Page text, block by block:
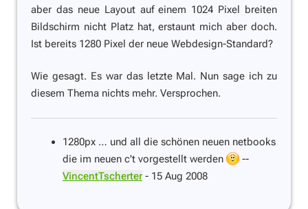
aber das neue Layout auf einem 1024 Pixel breiten
Bildschirm nicht Platz hat, erstaunt mich aber doch.
Ist bereits 1280 Pixel der neue Webdesign-Standard?
Wie gesagt. Es war das letzte Mal. Nun sage ich zu
diesem Thema nichts mehr. Versprochen.
1280px … und all die schönen neuen netbooks
die im neuen c't vorgestellt werden
--
VincentTscherter - 15 Aug 2008